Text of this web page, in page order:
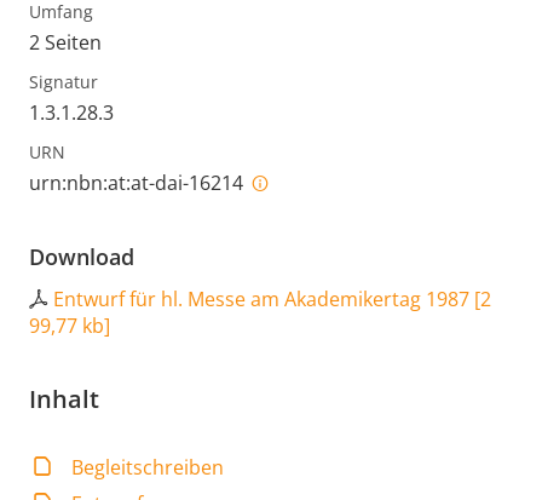
Umfang
2 Seiten
Signatur
1.3.1.28.3
URN
urn:nbn:at:at-dai-16214
Download
Entwurf für hl. Messe am Akademikertag 1987 [2
99,77 kb]
Inhalt
Begleitschreiben